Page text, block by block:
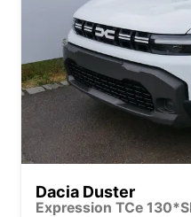
Dacia Duster